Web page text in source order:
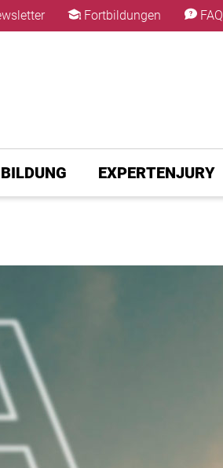
Fortbildungen FAQ
EXPERTENJURY